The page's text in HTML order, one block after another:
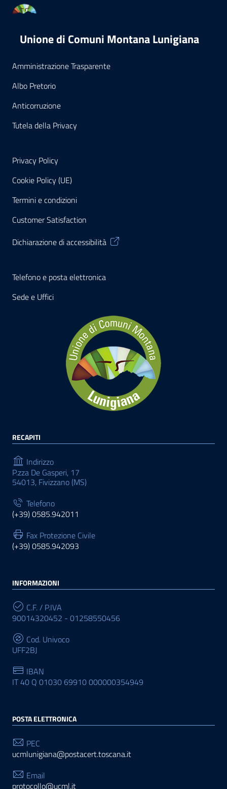
Unione di Comuni Montana Lunigiana
Amministrazione Trasparente
Albo Pretorio
Anticorruzione
Tutela della Privacy
Privacy Policy
Cookie Policy (UE)
Termini e condizioni
Customer Satisfaction
Dichiarazione di accessibilità
Telefono e posta elettronica
Sede e Uffici
RECAPITI
Indirizzo
P.zza De Gasperi, 17
54013, Fivizzano (MS)
Telefono
(+39) 0585.942011
Fax Protezione Civile
(+39) 0585.942093
INFORMAZIONI
C.F. / P.IVA
90014320452 - 01258550456
Cod. Univoco
UFF2BJ
IBAN
IT 40 Q 01030 69910 000000354949
POSTA ELETTRONICA
PEC
ucmlunigiana@postacert.toscana.it
Email
protocollo@ucml.it